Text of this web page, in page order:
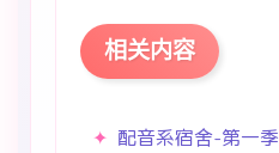
相关内容
配音系宿舍-第一季